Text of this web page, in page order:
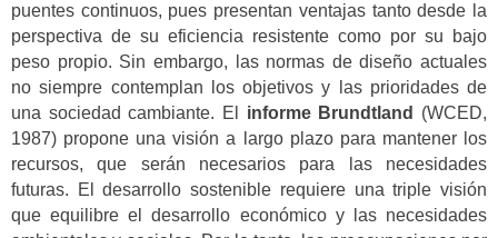
puentes continuos, pues presentan ventajas tanto desde la
perspectiva de su eficiencia resistente como por su bajo
peso propio. Sin embargo, las normas de diseño actuales
no siempre contemplan los objetivos y las prioridades de
una sociedad cambiante. El informe Brundtland
(WCED,
1987) propone una visión a largo plazo para mantener los
recursos, que serán necesarios para las necesidades
futuras. El desarrollo sostenible requiere una triple visión
que equilibre el desarrollo económico y las necesidades